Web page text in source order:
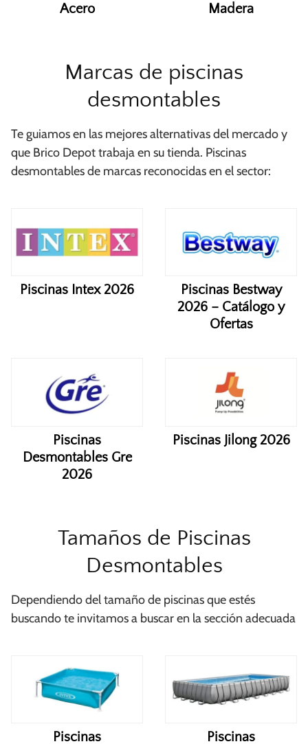
Acero
Madera
Marcas de piscinas
desmontables
Te guiamos en las mejores alternativas del mercado y
que Brico Depot trabaja en su tienda. Piscinas
desmontables de marcas reconocidas en el sector:
Piscinas Intex 2026
Piscinas Bestway
2026 – Catálogo y
Ofertas
Piscinas
Desmontables Gre
2026
Piscinas Jilong 2026
Tamaños de Piscinas
Desmontables
Dependiendo del tamaño de piscinas que estés
buscando te invitamos a buscar en la sección adecuada
Piscinas Piscinas